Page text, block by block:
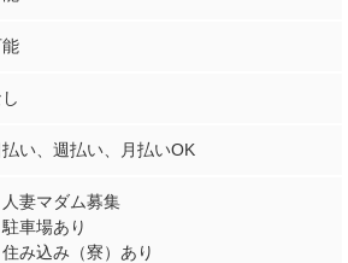
払い、週払い、月払いOK
人妻マダム募集
駐車場あり
住み込み（寮）あり